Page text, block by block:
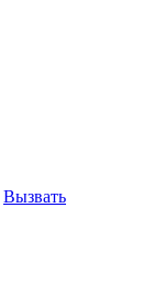
Вызвать